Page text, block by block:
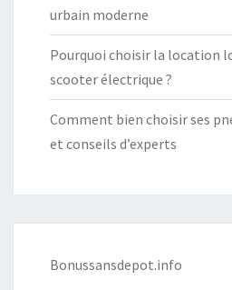
urbain moderne
Pourquoi choisir la location
scooter électrique ?
Comment bien choisir ses
et conseils d’experts
Bonussansdepot.info